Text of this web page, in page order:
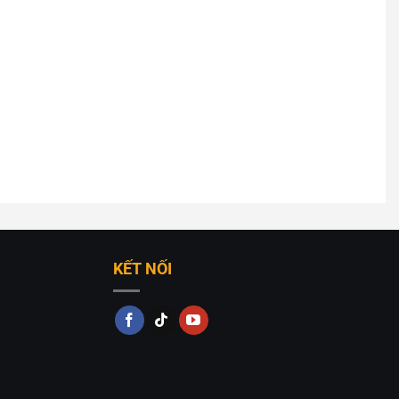
CDB-2004A
kết nối giữa thẩm mỹ và chức năng, trở thành lựa
KẾT NỐI